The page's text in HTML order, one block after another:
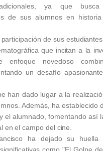
ya que
de sus alumnos en
de sus
que incitan a la
enfoque novedoso
un desafío
han dado lugar a la
Además, ha establecido
el alumnado, fomentando así
en el campo del cine.
ha dejado su